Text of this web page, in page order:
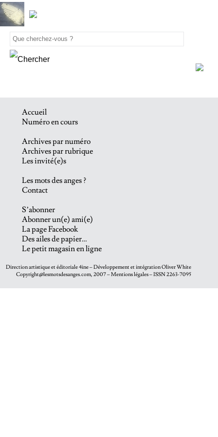
Accueil
Numéro en cours
Archives par numéro
Archives par rubrique
Les invité(e)s
Les mots des anges ?
Contact
S’abonner
Abonner un(e) ami(e)
La page Facebook
Des ailes de papier…
Le petit magasin en ligne
Direction artistique et éditoriale4ine– Développement et intégrationOliver White
Copyright@lesmotsdesanges.com, 2007 – Mentions légales – ISSN 2263-7095